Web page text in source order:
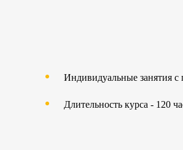
Индивидуальные занятия с
Длительность курса - 120